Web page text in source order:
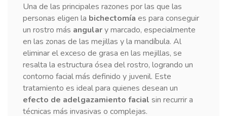
Una de las principales razones por las que las
personas eligen la bichectomía es para conseguir
un rostro más angulary marcado, especialmente
en las zonas de las mejillas y la mandíbula. Al
eliminar el exceso de grasa en las mejillas, se
resalta la estructura ósea del rostro, logrando un
contorno facial más definido y juvenil. Este
tratamiento es ideal para quienes desean un
efecto de adelgazamiento facial sin recurrir a
técnicas más invasivas o complejas.